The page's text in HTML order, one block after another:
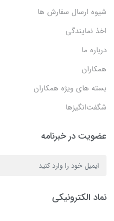
شیوه ارسال سفارش ها
اخذ نمایندگی
درباره ما
همکاران
بسته های ویژه همکاران
شگفت‌انگیزها
عضویت در خبرنامه
نماد الکترونیکی